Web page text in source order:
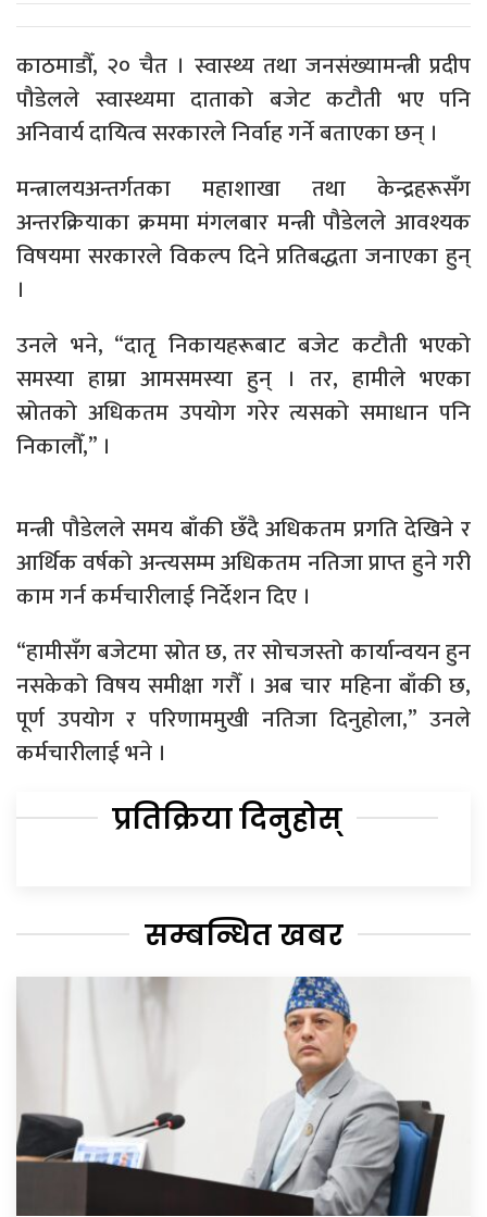
काठमाडौँ, २० चैत । स्वास्थ्य तथा जनसंख्यामन्त्री प्रदीप
पौडेलले स्वास्थ्यमा दाताको बजेट कटौती भए पनि
अनिवार्य दायित्व सरकारले निर्वाह गर्ने बताएका छन् ।
मन्त्रालयअन्तर्गतका महाशाखा तथा केन्द्रहरूसँग
अन्तरक्रियाका क्रममा मंगलबार मन्त्री पौडेलले आवश्यक
विषयमा सरकारले विकल्प दिने प्रतिबद्धता जनाएका हुन्
।
उनले भने, “दातृ निकायहरूबाट बजेट कटौती भएको
समस्या हाम्रा आमसमस्या हुन् । तर, हामीले भएका
स्रोतको अधिकतम उपयोग गरेर त्यसको समाधान पनि
निकालौँ,” ।
मन्त्री पौडेलले समय बाँकी छँदै अधिकतम प्रगति देखिने र
आर्थिक वर्षको अन्त्यसम्म अधिकतम नतिजा प्राप्त हुने गरी
काम गर्न कर्मचारीलाई निर्देशन दिए ।
“हामीसँग बजेटमा स्रोत छ, तर सोचजस्तो कार्यान्वयन हुन
नसकेको विषय समीक्षा गरौँ । अब चार महिना बाँकी छ,
पूर्ण उपयोग र परिणाममुखी नतिजा दिनुहोला,” उनले
कर्मचारीलाई भने ।
प्रतिक्रिया दिनुहोस्
सम्बन्धित खबर